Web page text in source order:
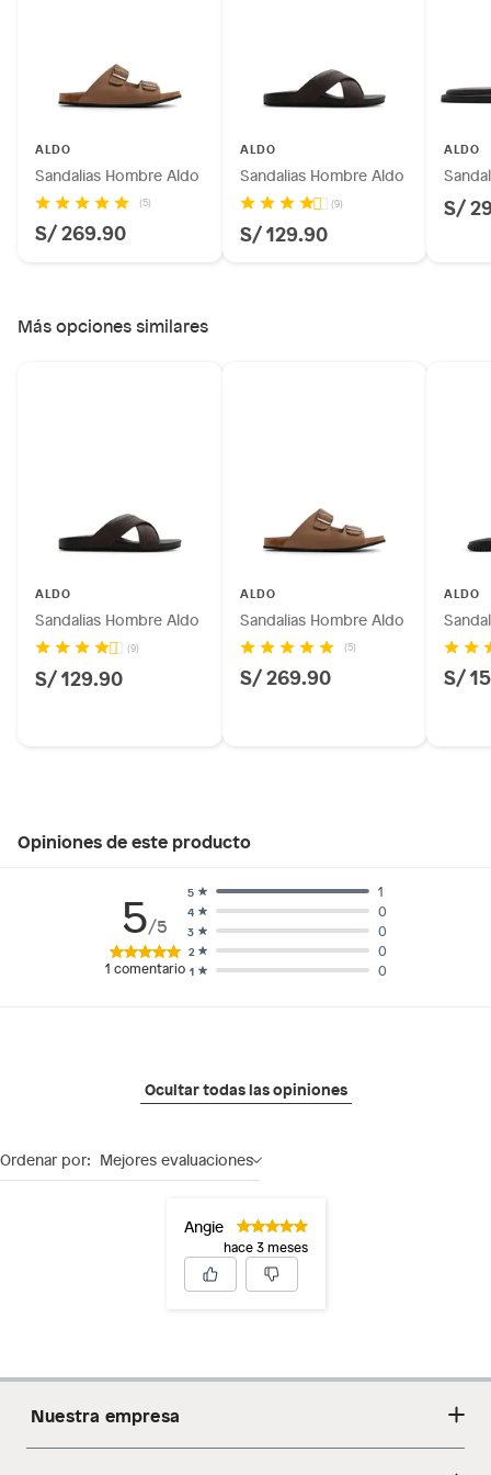
Baterías de auto.
Motocicletas y bicicletas motorizadas.
ALDO
Sandalias Hombre Aldo
(5)
S/ 269.90
ALDO
Sandalias Hombre Aldo
(9)
S/ 129.90
ALDO
S/
Más opciones similares
ALDO
Sandalias Hombre Aldo
(9)
S/ 129.90
ALDO
Sandalias Hombre Aldo
(5)
S/ 269.90
ALDO
S/
Opiniones de este producto
5/5
1 comentario 1 0
2 0
3 0
4 0
5 1
Ocultar todas las opiniones
Ordenar por: Mejores evaluaciones
Angie
hace 3 meses
Nuestra empresa